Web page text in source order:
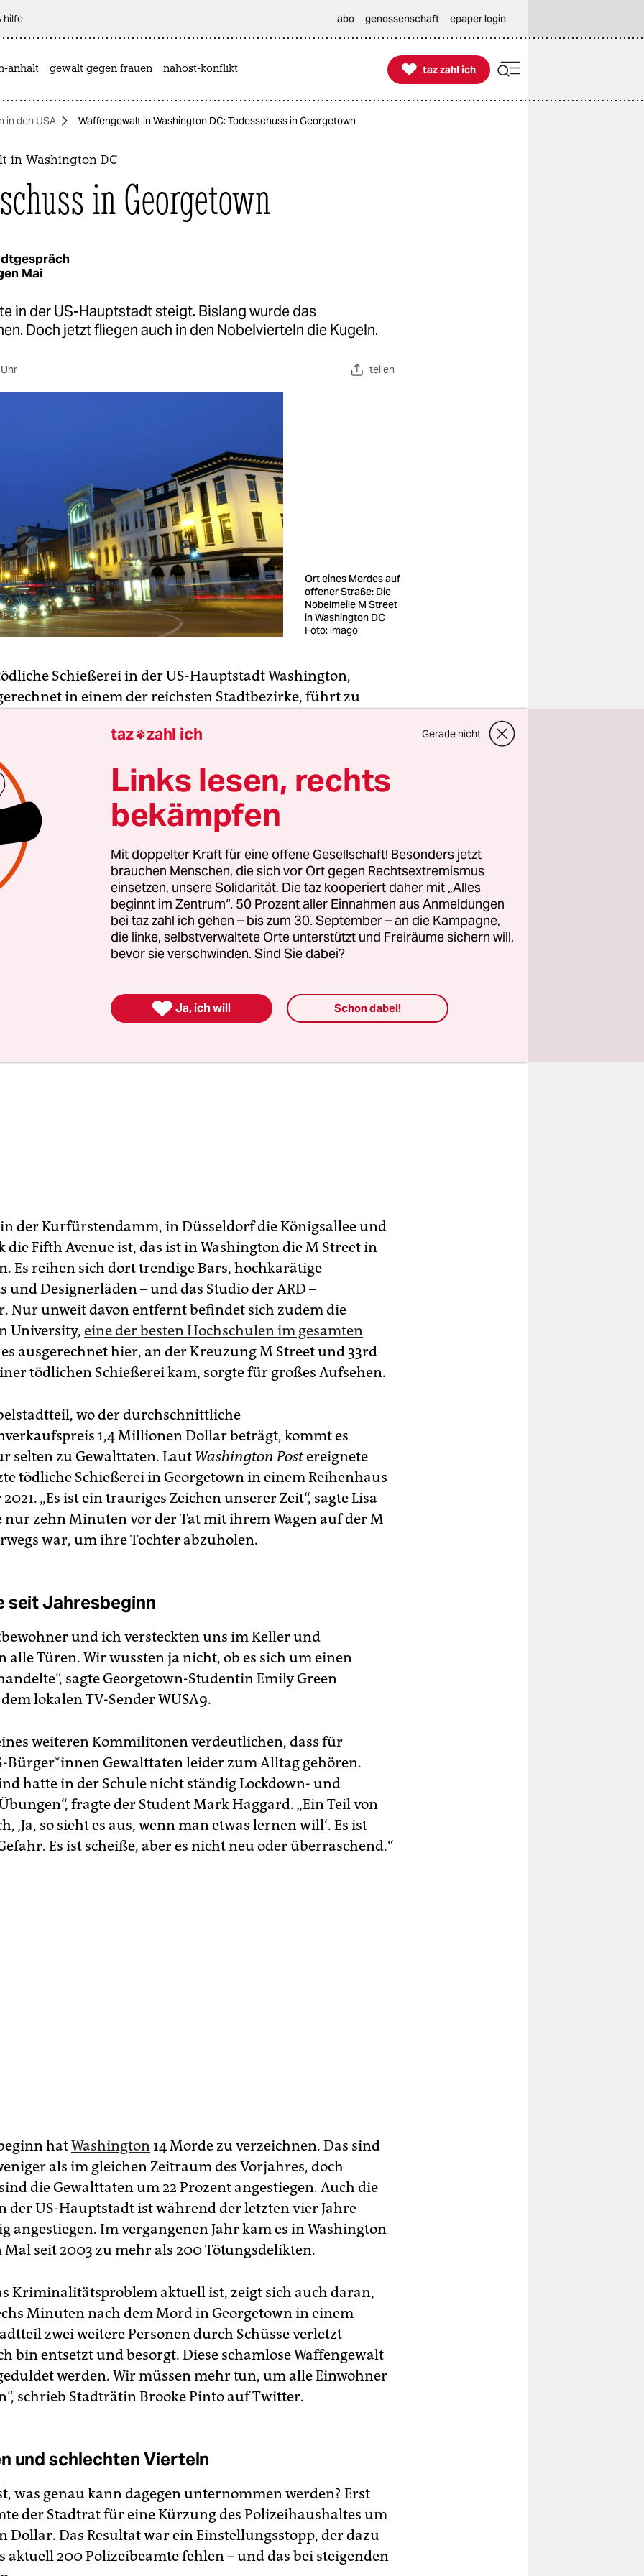
hilfe abo genossenschaft epaper login
anhalt gewalt gegen frauen nahost-konflikt 
taz zahl ich
taz zahl ich
in den USA Waffengewalt in Washington DC: Todesschuss in Georgetown
in Washington DC
in Georgetown
Mai
in der US-Hauptstadt steigt. Bislang wurde das
Doch jetzt fliegen auch in den Nobelvierteln die Kugeln.
teilen
Ort eines Mordes auf
offener Straße: Die
Nobelmeile M Street
in Washington DC
Foto: imago
Schießerei in der US-Hauptstadt Washington,
in einem der reichsten Stadtbezirke, führt zu
den US-amerikanischen Großstädten
sich am vergangenen Montag während des
im Stadtteil Georgetown. Das Opfer war der 27-
Boothe. Der angehende Koch wurde nach einer
um kurz nach 18 Uhr Ortszeit auf offener Straße
Die genauen Umstände der Tat werden aktuell noch von
untersucht. Diese geht allerdings von einem gezielten
Der mutmaßliche Todesschütze ist derweil weiterhin auf
der Kurfürstendamm, in Düsseldorf die Königsallee und
die Fifth Avenue ist, das ist in Washington die M Street in
Es reihen sich dort trendige Bars, hochkarätige
und Desig­nerläden – und das Studio der ARD –
Nur unweit davon entfernt befindet sich zudem die
University, eine der besten Hochschulen im gesamten
es ausgerechnet hier, an der Kreuzung M Street und 33rd
tödlichen Schießerei kam, sorgte für großes Aufsehen.
wo der durchschnittliche
1,4 Millionen Dollar beträgt, kommt es
selten zu Gewalttaten. Laut Washington Postereignete
tödliche Schießerei in George­town in einem Reihenhaus
„Es ist ein trauriges Zeichen unserer Zeit“, sagte Lisa
nur zehn Minuten vor der Tat mit ihrem Wagen auf der M
war, um ihre Tochter abzuholen.
seit Jahresbeginn
und ich versteckten uns im Keller und
alle Türen. Wir wussten ja nicht, ob es sich um einen
sagte Georgetown-Studentin Emily Green
lokalen TV-Sender WUSA9.
weiteren Kommilitonen verdeutlichen, dass für
Bürger*innen Gewalttaten leider zum Alltag gehören.
hatte in der Schule nicht ständig Lockdown- und
fragte der Student Mark Haggard. „Ein Teil von
‚Ja, so sieht es aus, wenn man etwas lernen will‘. Es ist
Es ist scheiße, aber es nicht neu oder überraschend.“
hatWashington14 Morde zu verzeichnen. Das sind
als im gleichen Zeitraum des Vorjahres, doch
die Gewalttaten um 22 Prozent angestiegen. Auch die
der US-Hauptstadt ist während der letzten vier Jahre
angestiegen. Im vergangenen Jahr kam es in Washington
Mal seit 2003 zu mehr als 200 Tötungsdelikten.
Kriminalitätsproblem aktuell ist, zeigt sich auch daran,
Minuten nach dem Mord in Georgetown in einem
zwei weitere Personen durch Schüsse verletzt
bin entsetzt und besorgt. Diese schamlose Waffengewalt
werden. Wir müssen mehr tun, um alle Einwohner
schrieb Stadträtin Brooke Pinto auf Twitter.
und schlechten Vierteln
was genau kann dagegen unternommen werden? Erst
der Stadtrat für eine Kürzung des Polizeihaushaltes um
Dollar. Das Resultat war ein Einstellungsstopp, der dazu
aktuell 200 Polizeibeamte fehlen – und das bei steigenden
taz zahl ich Gerade nicht
Links lesen, rechts
bekämpfen
Mit doppelter Kraft für eine offene Gesellschaft! Besonders jetzt
brauchen Menschen, die sich vor Ort gegen Rechtsextremismus
einsetzen, unsere Solidarität. Die taz kooperiert daher mit „Alles
beginnt im Zentrum“. 50 Prozent aller Einnahmen aus Anmeldungen
bei taz zahl ich gehen – bis zum 30. September – an die Kampagne,
die linke, selbstverwaltete Orte unterstützt und Freiräume sichern will,
bevor sie verschwinden. Sind Sie dabei?
 Ja, ich will Schon dabei!